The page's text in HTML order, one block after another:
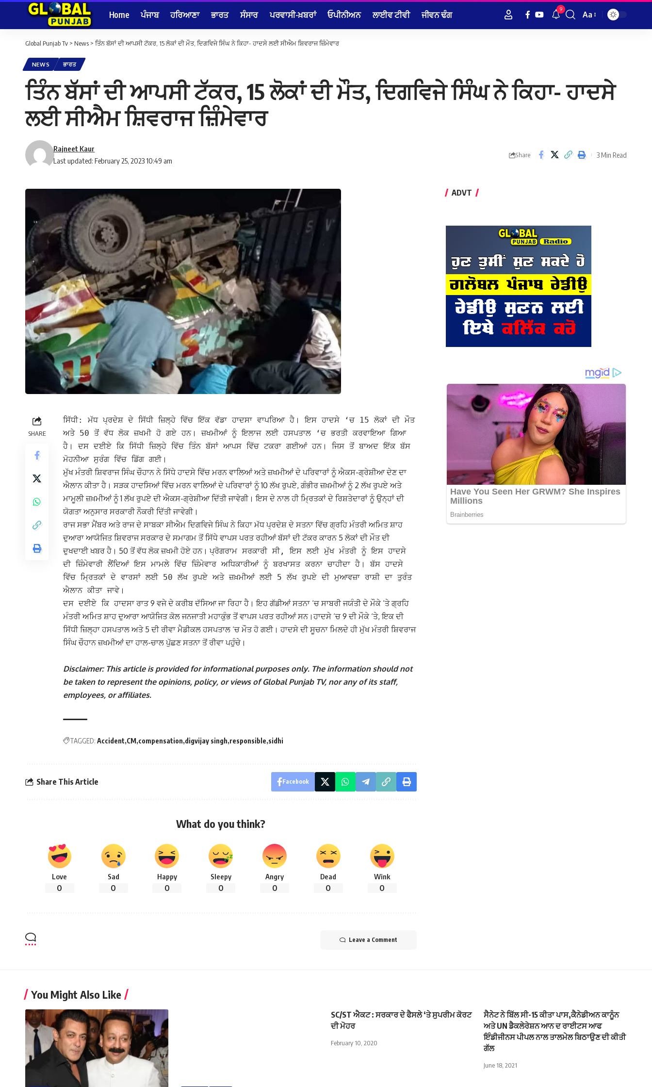
Home ਪੰਜਾਬ ਹਰਿਆਣਾ ਭਾਰਤ ਸੰਸਾਰ ਪਰਵਾਸੀ-ਖ਼ਬਰਾਂ ਓਪੀਨੀਅਨ ਲਾਈਵ ਟੀਵੀ ਜੀਵਨ ਢੰਗ 9
Font
Aa
Global Punjab Tv > News > ਤਿੰਨ ਬੱਸਾਂ ਦੀ ਆਪਸੀ ਟੱਕਰ, 15 ਲੋਕਾਂ ਦੀ ਮੌਤ, ਦਿਗਵਿਜੇ ਸਿੰਘ ਨੇ ਕਿਹਾ- ਹਾਦਸੇ ਲਈ ਸੀਐਮ ਸ਼ਿਵਰਾਜ ਜ਼ਿੰਮੇਵਾਰ
NEWS ਭਾਰਤ
ਤਿੰਨ ਬੱਸਾਂ ਦੀ ਆਪਸੀ ਟੱਕਰ, 15 ਲੋਕਾਂ ਦੀ ਮੌਤ, ਦਿਗਵਿਜੇ ਸਿੰਘ ਨੇ ਕਿਹਾ- ਹਾਦਸੇ
ਲਈ ਸੀਐਮ ਸ਼ਿਵਰਾਜ ਜ਼ਿੰਮੇਵਾਰ
Last updated: February 25, 2023 10:49 am
Rajneet Kaur
Share 3 Min Read
SHARE
ਸਿੱਧੀ: ਮੱਧ ਪ੍ਰਦੇਸ਼ ਦੇ ਸਿੱਧੀ ਜ਼ਿਲ੍ਹੇ ਵਿੱਚ ਇੱਕ ਵੱਡਾ ਹਾਦਸਾ ਵਾਪਰਿਆ ਹੈ। ਇਸ ਹਾਦਸੇ ‘ਚ 15 ਲੋਕਾਂ ਦੀ ਮੌਤ
ਅਤੇ 50 ਤੋਂ ਵੱਧ ਲੋਕ ਜ਼ਖਮੀ ਹੋ ਗਏ ਹਨ। ਜ਼ਖਮੀਆਂ ਨੂੰ ਇਲਾਜ ਲਈ ਹਸਪਤਾਲ ‘ਚ ਭਰਤੀ ਕਰਵਾਇਆ ਗਿਆ
ਹੈ। ਦਸ ਦਈਏ ਕਿ ਸਿੱਧੀ ਜ਼ਿਲ੍ਹੇ ਵਿੱਚ ਤਿੰਨ ਬੱਸਾਂ ਆਪਸ ਵਿੱਚ ਟਕਰਾ ਗਈਆਂ ਹਨ। ਜਿਸ ਤੋਂ ਬਾਅਦ ਇੱਕ ਬੱਸ
ਮੋਹਨੀਆ ਸੁਰੰਗ ਵਿੱਚ ਡਿੱਗ ਗਈ।
ਮੁੱਖ ਮੰਤਰੀ ਸ਼ਿਵਰਾਜ ਸਿੰਘ ਚੌਹਾਨ ਨੇ ਸਿੱਧੇ ਹਾਦਸੇ ਵਿੱਚ ਮਰਨ ਵਾਲਿਆਂ ਅਤੇ ਜ਼ਖਮੀਆਂ ਦੇ ਪਰਿਵਾਰਾਂ ਨੂੰ ਐਕਸ-ਗ੍ਰੇਸ਼ੀਆ ਦੇਣ ਦਾ
ਐਲਾਨ ਕੀਤਾ ਹੈ। ਸੜਕ ਹਾਦਸਿਆਂ ਵਿੱਚ ਮਰਨ ਵਾਲਿਆਂ ਦੇ ਪਰਿਵਾਰਾਂ ਨੂੰ 10 ਲੱਖ ਰੁਪਏ, ਗੰਭੀਰ ਜ਼ਖ਼ਮੀਆਂ ਨੂੰ 2 ਲੱਖ ਰੁਪਏ ਅਤੇ
ਮਾਮੂਲੀ ਜ਼ਖ਼ਮੀਆਂ ਨੂੰ 1 ਲੱਖ ਰੁਪਏ ਦੀ ਐਕਸ-ਗ੍ਰੇਸ਼ੀਆ ਦਿੱਤੀ ਜਾਵੇਗੀ। ਇਸ ਦੇ ਨਾਲ ਹੀ ਮ੍ਰਿਤਕਾਂ ਦੇ ਰਿਸ਼ਤੇਦਾਰਾਂ ਨੂੰ ਉਨ੍ਹਾਂ ਦੀ
ਯੋਗਤਾ ਅਨੁਸਾਰ ਸਰਕਾਰੀ ਨੌਕਰੀ ਦਿੱਤੀ ਜਾਵੇਗੀ।
ਰਾਜ ਸਭਾ ਮੈਂਬਰ ਅਤੇ ਰਾਜ ਦੇ ਸਾਬਕਾ ਸੀਐਮ ਦਿਗਵਿਜੇ ਸਿੰਘ ਨੇ ਕਿਹਾ ਮੱਧ ਪ੍ਰਦੇਸ਼ ਦੇ ਸਤਨਾ ਵਿੱਚ ਗ੍ਰਹਿ ਮੰਤਰੀ ਅਮਿਤ ਸ਼ਾਹ
ਦੁਆਰਾ ਆਯੋਜਿਤ ਸ਼ਿਵਰਾਜ ਸਰਕਾਰ ਦੇ ਸਮਾਗਮ ਤੋਂ ਸਿੱਧੇ ਵਾਪਸ ਪਰਤ ਰਹੀਆਂ ਬੱਸਾਂ ਦੀ ਟੱਕਰ ਕਾਰਨ 5 ਲੋਕਾਂ ਦੀ ਮੌਤ ਦੀ
ਦੁਖਦਾਈ ਖਬਰ ਹੈ। 50 ਤੋਂ ਵੱਧ ਲੋਕ ਜ਼ਖਮੀ ਹੋਏ ਹਨ।ਪ੍ਰੋਗਰਾਮ ਸਰਕਾਰੀ ਸੀ, ਇਸ ਲਈ ਮੁੱਖ ਮੰਤਰੀ ਨੂੰ ਇਸ ਹਾਦਸੇ
ਦੀ ਜ਼ਿੰਮੇਵਾਰੀ ਲੈਂਦਿਆਂ ਇਸ ਮਾਮਲੇ ਵਿੱਚ ਜ਼ਿੰਮੇਵਾਰ ਅਧਿਕਾਰੀਆਂ ਨੂੰ ਬਰਖਾਸਤ ਕਰਨਾ ਚਾਹੀਦਾ ਹੈ। ਬੱਸ ਹਾਦਸੇ
ਵਿੱਚ ਮ੍ਰਿਤਕਾਂ ਦੇ ਵਾਰਸਾਂ ਲਈ 50 ਲੱਖ ਰੁਪਏ ਅਤੇ ਜ਼ਖ਼ਮੀਆਂ ਲਈ 5 ਲੱਖ ਰੁਪਏ ਦੀ ਮੁਆਵਜ਼ਾ ਰਾਸ਼ੀ ਦਾ ਤੁਰੰਤ
ਐਲਾਨ ਕੀਤਾ ਜਾਵੇ।
ਦਸ ਦਈਏ ਕਿਹਾਦਸਾ ਰਾਤ 9 ਵਜੇ ਦੇ ਕਰੀਬ ਦੱਸਿਆ ਜਾ ਰਿਹਾ ਹੈ। ਇਹ ਗੱਡੀਆਂ ਸਤਨਾ ‘ਚ ਸਾਬਰੀ ਜਯੰਤੀ ਦੇ ਮੌਕੇ ‘ਤੇ ਗ੍ਰਹਿ
ਮੰਤਰੀ ਅਮਿਤ ਸ਼ਾਹ ਦੁਆਰਾ ਆਯੋਜਿਤ ਕੋਲ ਜਨਜਾਤੀ ਮਹਾਕੁੰਭ ਤੋਂ ਵਾਪਸ ਪਰਤ ਰਹੀਆਂ ਸਨ।ਹਾਦਸੇ ‘ਚ 9 ਦੀ ਮੌਕੇ ‘ਤੇ, ਇਕ ਦੀ
ਸਿੱਧੀ ਜ਼ਿਲ੍ਹਾ ਹਸਪਤਾਲ ਅਤੇ 5 ਦੀ ਰੀਵਾ ਮੈਡੀਕਲ ਹਸਪਤਾਲ ‘ਚ ਮੌਤ ਹੋ ਗਈ। ਹਾਦਸੇ ਦੀ ਸੂਚਨਾ ਮਿਲਦੇ ਹੀ ਮੁੱਖ ਮੰਤਰੀ ਸ਼ਿਵਰਾਜ
ਸਿੰਘ ਚੌਹਾਨ ਜ਼ਖਮੀਆਂ ਦਾ ਹਾਲ-ਚਾਲ ਪੁੱਛਣ ਸਤਨਾ ਤੋਂ ਰੀਵਾ ਪਹੁੰਚੇ।
Disclaimer: This article is provided for informational purposes only. The information should not
be taken to represent the opinions, policy, or views of Global Punjab TV, nor any of its staff,
employees, or affiliates.
TAGGED: Accident CM compensation digvijay singh responsible sidhi
Share This Article Facebook
What do you think?
Love
0
Sad
0
Happy
0
Sleepy
0
Angry
0
Dead
0
Wink
0
Leave a Comment
ADVT
You Might Also Like
SC/ST ਐਕਟ : ਸਰਕਾਰ ਦੇ ਫੈਸਲੇ ‘ਤੇ ਸੁਪਰੀਮ ਕੋਰਟ
ਦੀ ਮੋਹਰ
February 10, 2020
ਸੈਨੇਟ ਨੇ ਬਿੱਲ ਸੀ-15 ਕੀਤਾ ਪਾਸ,ਕੈਨੇਡੀਅਨ ਕਾਨੂੰਨ
ਅਤੇ UN ਡੈਕਲੇਰੇਸ਼ਨ ਆਨ ਦ ਰਾਈਟਸ ਆਫ
ਇੰਡੀਜੀਨਸ ਪੀਪਲ ਨਾਲ ਤਾਲਮੇਲ ਬਿਠਾਉਣ ਦੀ ਕੀਤੀ
ਗੱਲ
June 18, 2021